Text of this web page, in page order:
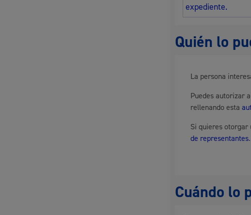
Participación ciudadana y asociacionismo
expediente.
Quién lo
La persona
Puedes autorizar
rellenando esta
Si quieres otorgar
de representantes.
Cuándo lo